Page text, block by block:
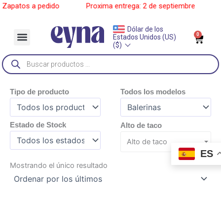
Ir
a pedido______ Proxima entrega: 2 de septiembre______
Menu
Dólar de los
Estados Unidos (US)
($)
0
Búsqueda
de
productos
Tipo de producto Todos los modelos
Estado de Stock Alto de taco
Alto de taco
Mostrando el único resultado
ES